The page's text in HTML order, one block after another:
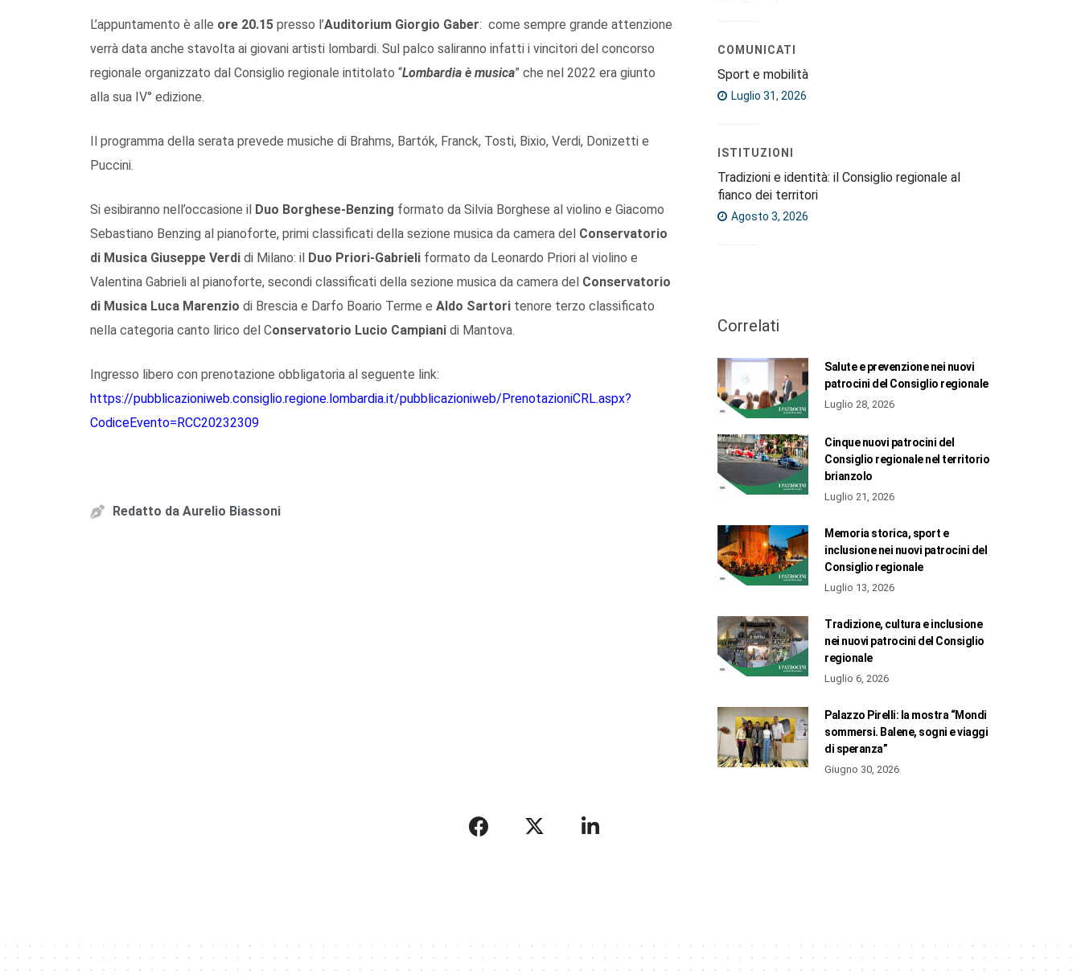
L’appuntamento è alle ore 20.15 presso l’Auditorium Giorgio Gaber: come sempre grande attenzione
verrà data anche stavolta ai giovani artisti lombardi. Sul palco saliranno infatti i vincitori del concorso
regionale organizzato dal Consiglio regionale intitolato “Lombardia è musica” che nel 2022 era giunto
alla sua IV° edizione.
Il programma della serata prevede musiche di Brahms, Bartók, Franck, Tosti, Bixio, Verdi, Donizetti e
Puccini.
Si esibiranno nell’occasione il Duo Borghese-Benzing formato da Silvia Borghese al violino e Giacomo
Sebastiano Benzing al pianoforte, primi classificati della sezione musica da camera del Conservatorio
di Musica Giuseppe Verdi di Milano: il Duo Priori-Gabrieli formato da Leonardo Priori al violino e
Valentina Gabrieli al pianoforte, secondi classificati della sezione musica da camera del Conservatorio
di Musica Luca Marenzio di Brescia e Darfo Boario Terme e Aldo Sartori tenore terzo classificato
nella categoria canto lirico del Conservatorio Lucio Campiani di Mantova.
Ingresso libero con prenotazione obbligatoria al seguente link:
https://pubblicazioniweb.consiglio.regione.lombardia.it/pubblicazioniweb/PrenotazioniCRL.aspx?
CodiceEvento=RCC20232309
Redatto da Aurelio Biassoni
COMUNICATI
Sport e mobilità
Luglio 31, 2026
ISTITUZIONI
Tradizioni e identità: il Consiglio regionale al
fianco dei territori
Agosto 3, 2026
Correlati
Salute e prevenzione nei nuovi
patrocini del Consiglio regionale
Luglio 28, 2026
Cinque nuovi patrocini del
Consiglio regionale nel territorio
brianzolo
Luglio 21, 2026
Memoria storica, sport e
inclusione nei nuovi patrocini del
Consiglio regionale
Luglio 13, 2026
Tradizione, cultura e inclusione
nei nuovi patrocini del Consiglio
regionale
Luglio 6, 2026
Palazzo Pirelli: la mostra “Mondi
sommersi. Balene, sogni e viaggi
di speranza”
Giugno 30, 2026